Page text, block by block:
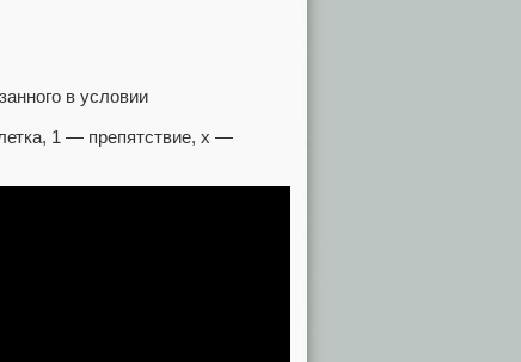
в условии
1 — препятствие, x —